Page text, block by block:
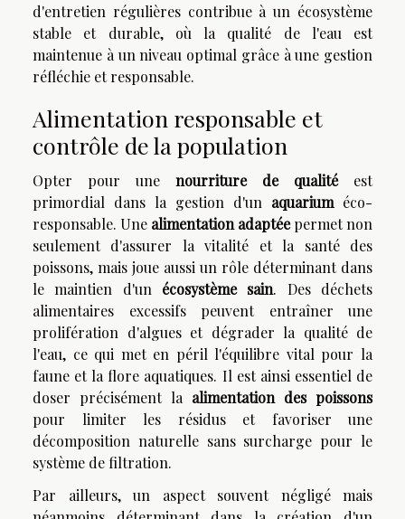
d'entretien régulières contribue à un écosystème
stable et durable, où la qualité de l'eau est
maintenue à un niveau optimal grâce à une gestion
réfléchie et responsable.
Alimentation responsable et
contrôle de la population
Opter pour une nourriture de qualitéest
primordial dans la gestion d'un aquarium éco-
responsable. Une alimentation adaptéepermet non
seulement d'assurer la vitalité et la santé des
poissons, mais joue aussi un rôle déterminant dans
le maintien d'un écosystème sain. Des déchets
alimentaires excessifs peuvent entraîner une
prolifération d'algues et dégrader la qualité de
l'eau, ce qui met en péril l'équilibre vital pour la
faune et la flore aquatiques. Il est ainsi essentiel de
doser précisément la alimentation des poissons
pour limiter les résidus et favoriser une
décomposition naturelle sans surcharge pour le
système de filtration.
Par ailleurs, un aspect souvent négligé mais